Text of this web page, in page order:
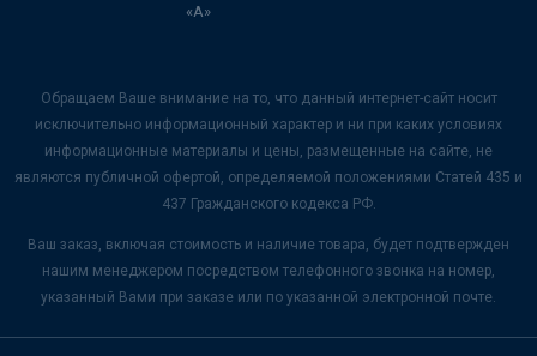
«А»
Обращаем Ваше внимание на то, что данный интернет-сайт носит
исключительно информационный характер и ни при каких условиях
информационные материалы и цены, размещенные на сайте, не
являются публичной офертой, определяемой положениями Статей 435 и
437 Гражданского кодекса РФ.
Ваш заказ, включая стоимость и наличие товара, будет подтвержден
нашим менеджером посредством телефонного звонка на номер,
указанный Вами при заказе или по указанной электронной почте.